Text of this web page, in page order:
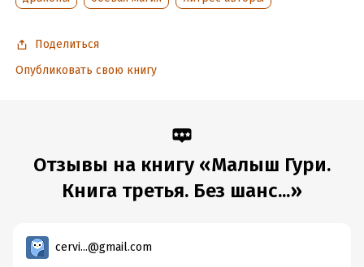
Время на чтение:13ч.
Поделиться
Опубликовать свою книгу
Отзывы на книгу «Малыш Гури.
Книга третья. Без шанс...»
cervi...@gmail.com